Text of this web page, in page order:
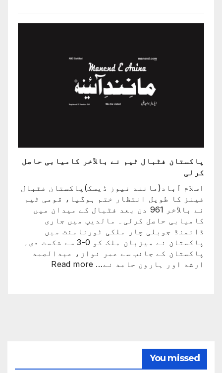
ٹیم
پاکستان فٹبال ٹیم نے بالآخر کامیابی حاصل
کرلی
اسلام آباد(مانند نیوز ڈیسک)پاکستان فٹبال
فینز کا طویل انتظار ختم ہوگیا، قومی ٹیم
نے بالآخر 961 دن بعد فٹبال کے میدان میں
کامیابی حاصل کرلی۔ مالدیپ میں جاری
ڈائمنڈ جوبلی چار ملکی ٹورنامنٹ میں
پاکستان نے میزبان ملک کو 0-3 سے شکست دی۔
پاکستان کے جانب سے عمر نواز، عبدالصمد
ارشد اور ہارون حامد نے… Read more
:
You missed